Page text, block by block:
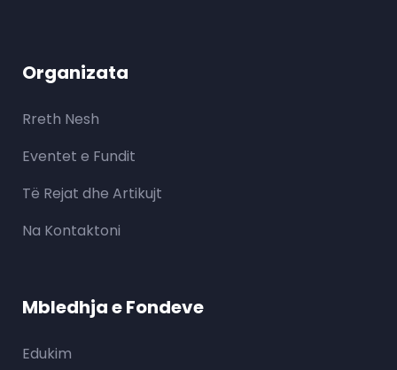
Organizata
Rreth Nesh
Eventet e Fundit
Të Rejat dhe Artikujt
Na Kontaktoni
Mbledhja e Fondeve
Edukim